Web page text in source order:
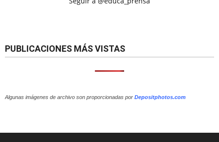
PUBLICACIONES MÁS VISTAS
Algunas imágenes de archivo son proporcionadas por Depositphotos.com